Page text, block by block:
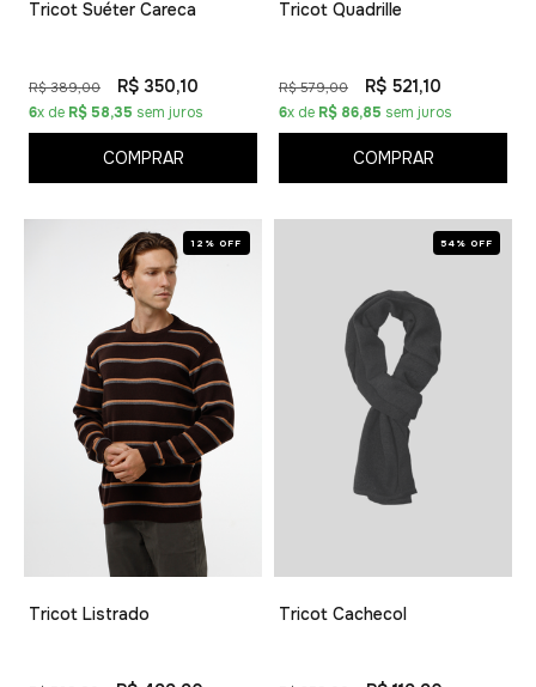
Tricot Suéter Careca
R$ 389,00 R$ 350,10
6x de R$ 58,35 sem juros
COMPRAR
Tricot Quadrille
R$ 579,00 R$ 521,10
6x de R$ 86,85 sem juros
COMPRAR
12% OFF
Tricot Listrado
54% OFF
Tricot Cachecol